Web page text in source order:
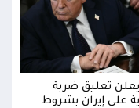
تعليق ضربة
على إيران بشروط..